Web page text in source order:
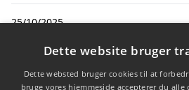
finder smarte postkasse til
25/10/2025
Dette website bruger
Dette websted bruger cookies til at
bruge vores hjemmeside accepterer du alle